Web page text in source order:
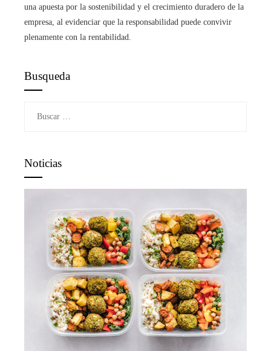
una apuesta por la sostenibilidad y el crecimiento duradero de la
empresa, al evidenciar que la responsabilidad puede convivir
plenamente con la rentabilidad.
Busqueda
Noticias